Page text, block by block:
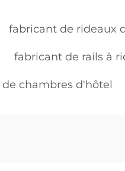
fabricant de rideaux
fabricant de rails à
chambres d'hôtel